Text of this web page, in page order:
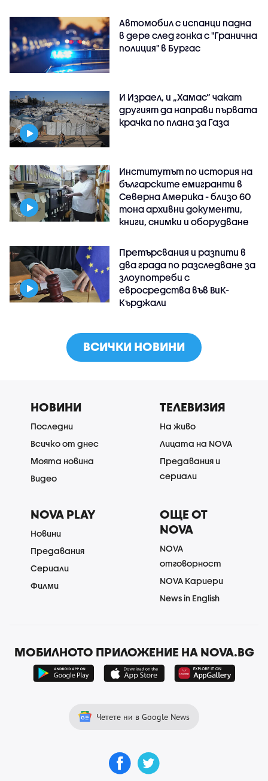
Автомобил с испанци падна
в дере след гонка с "Гранична
полиция" в Бургас
И Израел, и „Хамас“ чакат
другият да направи първата
крачка по плана за Газа
Институтът по история на
българските емигранти в
Северна Америка - близо 60
тона архивни документи,
книги, снимки и оборудване
Претърсвания и разпити в
два града по разследване за
злоупотреби с
евросредства във ВиК-
Кърджали
ВСИЧКИ НОВИНИ
НОВИНИ
Последни
Всичко от днес
Моята новина
Видео
ТЕЛЕВИЗИЯ
На живо
Лицата на NOVA
Предавания и
сериали
NOVA PLAY
Новини
Предавания
Сериали
Филми
ОЩЕ ОТ
NOVA
NOVA
отговорност
NOVA Кариери
News in English
МОБИЛНОТО ПРИЛОЖЕНИЕ НА NOVA.BG
Четете ни в Google News